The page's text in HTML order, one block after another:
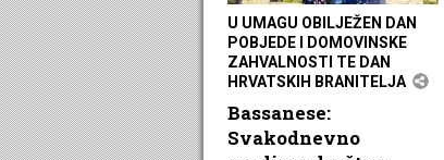
U UMAGU OBILJEŽEN DAN
POBJEDE I DOMOVINSKE
ZAHVALNOSTI TE DAN
HRVATSKIH BRANITELJA
Bassanese:
Svakodnevno